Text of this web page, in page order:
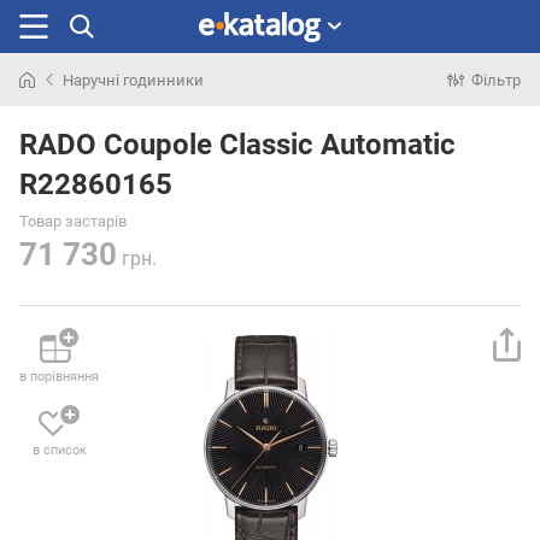
раніше
Наручні годинники Фільтр
RADO Coupole Classic Automatic
R22860165
Товар застарів
71 730 грн.
в порівняння
в список